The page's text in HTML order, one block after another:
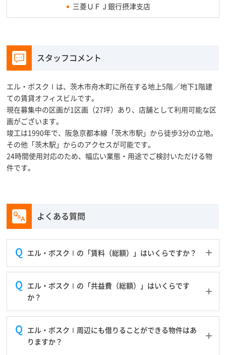
三菱ＵＦＪ銀行摂津支店
スタッフコメント
エル・ボスクⅠは、茨木市舟木町に所在する地上5階／地下1階建
ての賃貸オフィスビルです。
現在募集中の区画が1区画（27坪）あり、店舗として利用可能な区
画がございます。
竣工は1990年で、阪急京都本線「茨木市駅」から徒歩3分の立地。
その他「茨木駅」からのアクセスが可能です。
24時間使用対応のため、幅広い業態・用途でご検討いただける物
件です。
よくある質問
エル・ボスクⅠの「賃料（総額）」はいくらですか？
エル・ボスクⅠの「共益費（総額）」はいくらです
か？
エル・ボスクⅠ周辺にも借りることができる物件はあ
りますか？